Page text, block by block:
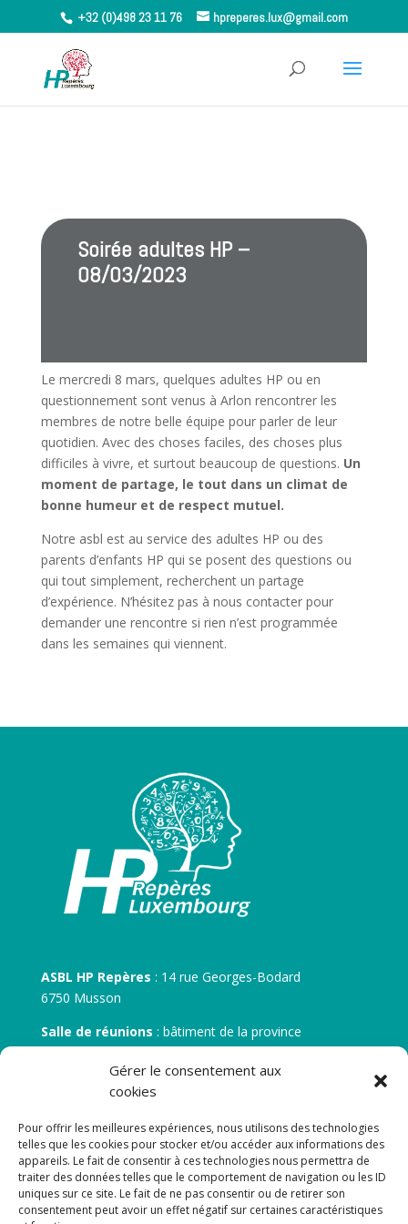
Gérer le consentement aux
cookies
Pour offrir les meilleures expériences, nous utilisons des technologies
telles que les cookies pour stocker et/ou accéder aux informations des
appareils. Le fait de consentir à ces technologies nous permettra de
traiter des données telles que le comportement de navigation ou les ID
uniques sur ce site. Le fait de ne pas consentir ou de retirer son
consentement peut avoir un effet négatif sur certaines caractéristiques
+32 (0)498 23 11 76 hpreperes.lux@gmail.com
Soirée adultes HP –
08/03/2023
Le mercredi 8 mars, quelques adultes HP ou en
questionnement sont venus à Arlon rencontrer les
membres de notre belle équipe pour parler de leur
quotidien. Avec des choses faciles, des choses plus
difficiles à vivre, et surtout beaucoup de questions. Un
moment de partage, le tout dans un climat de
bonne humeur et de respect mutuel.
Notre asbl est au service des adultes HP ou des
parents d’enfants HP qui se posent des questions ou
qui tout simplement, recherchent un partage
d’expérience. N’hésitez pas à nous contacter pour
demander une rencontre si rien n’est programmée
dans les semaines qui viennent.
ASBL HP Repères : 14 rue Georges-Bodard
6750 Musson
Salle de réunions : bâtiment de la province
30 rue Zénobe Gramme – 6700 Arlon
N° d’entreprise :BE 0506.746.707
N° de compte IBAN
: BE 05 7512 0751 5675